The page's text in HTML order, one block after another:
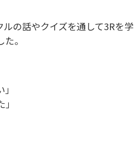
の話やクイズを通して3Rを学
。